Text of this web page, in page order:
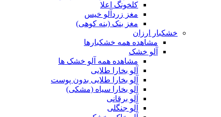
کلخونگ اعلا
مغز زردآلو خیس
مغز بنک (بنه کوهی)
خشکبار ارزان
مشاهده همه خشکبارها
آلو خشک
مشاهده همه آلو خشک ها
آلو بخارا طلایی
آلو بخارا طلایی بدون پوست
آلو بخارا سیاه (مشکی)
آلو برقانی
آلو جنگلی